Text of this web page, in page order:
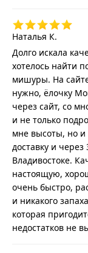
Наталья К.
Долго искала
хотелось найти
мишуры. На
нужно, ёлочку
через сайт, со
и не только
мне высоты, но
доставку и
Владивостоке.
настоящую,
очень быстро,
и никакого
которая
недостатков не